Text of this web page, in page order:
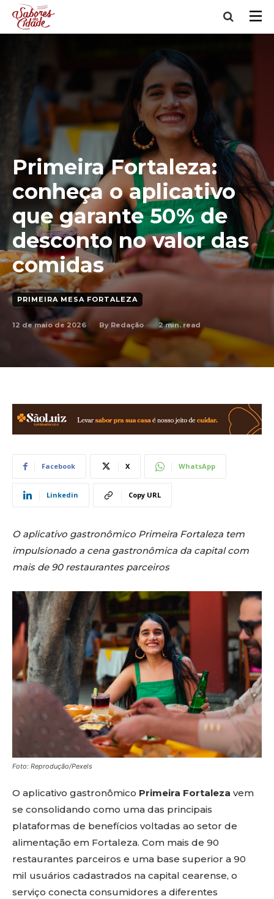
Primeira Fortaleza:
conheça o aplicativo
que garante 50% de
desconto no valor das
comidas
PRIMEIRA MESA FORTALEZA
12 de maio de 2026 By Redação 2min. read
Facebook X WhatsApp
Linkedin Copy URL
O aplicativo gastronômico Primeira Fortaleza tem
impulsionado a cena gastronômica da capital com
mais de 90 restaurantes parceiros
Foto: Reprodução/Pexels
O aplicativo gastronômico Primeira Fortaleza vem
se consolidando como uma das principais
plataformas de benefícios voltadas ao setor de
alimentação em Fortaleza. Com mais de 90
restaurantes parceiros e uma base superior a 90
mil usuários cadastrados na capital cearense, o
serviço conecta consumidores a diferentes